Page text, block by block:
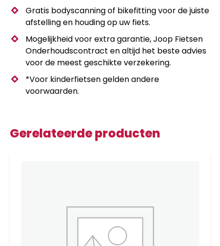
Gratis bodyscanning of bikefitting voor de juiste
afstelling en houding op uw fiets.
Mogelijkheid voor extra garantie, Joop Fietsen
Onderhoudscontract en altijd het beste advies
voor de meest geschikte verzekering.
*Voor kinderfietsen gelden andere
voorwaarden.
Gerelateerde producten